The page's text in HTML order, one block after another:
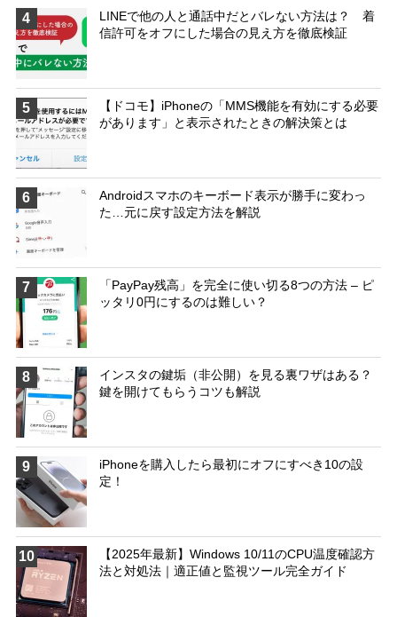
4
LINEで他の人と通話中だとバレない方法は？ 着
信許可をオフにした場合の見え方を徹底検証
5
【ドコモ】iPhoneの「MMS機能を有効にする必要
があります」と表示されたときの解決策とは
6
Androidスマホのキーボード表示が勝手に変わっ
た…元に戻す設定方法を解説
7
「PayPay残高」を完全に使い切る8つの方法 – ピ
ッタリ0円にするのは難しい？
8
インスタの鍵垢（非公開）を見る裏ワザはある？
鍵を開けてもらうコツも解説
9
iPhoneを購入したら最初にオフにすべき10の設
定！
10
【2025年最新】Windows 10/11のCPU温度確認方
法と対処法｜適正値と監視ツール完全ガイド